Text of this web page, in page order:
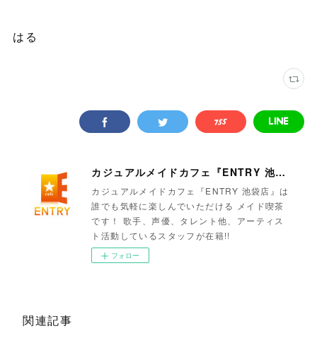
はる
カジュアルメイドカフェ『ENTRY 池袋店』
カジュアルメイドカフェ『ENTRY 池袋店』は
誰でも気軽に楽しんでいただける メイド喫茶
です！ 歌手、声優、タレント他、アーティス
ト活動しているスタッフが在籍!!
フォロー
関連記事